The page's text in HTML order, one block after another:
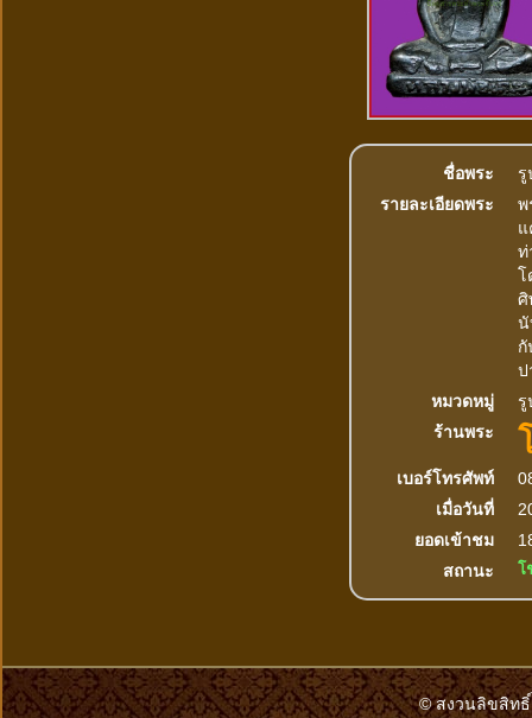
ชื่อพระ
รู
รายละเอียดพระ
พ
แ
ท่
โ
ศิ
นั
กั
ป
หมวดหมู่
รู
ร้านพระ
เบอร์โทรศัพท์
เมื่อวันที่
ยอดเข้าชม
สถานะ
โ
© สงวนลิขสิทธิ์